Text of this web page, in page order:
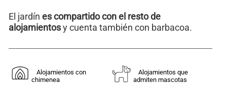
El jardín es compartido con el resto de
alojamientosy cuenta también con barbacoa.
Alojamientos con
chimenea
Alojamientos que
admiten mascotas